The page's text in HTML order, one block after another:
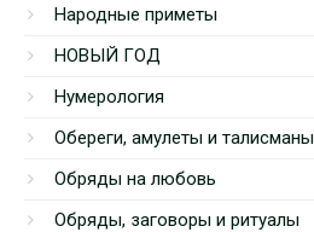
Народные приметы
НОВЫЙ ГОД
Нумерология
Обереги, амулеты и талисманы
Обряды на любовь
Обряды, заговоры и ритуалы